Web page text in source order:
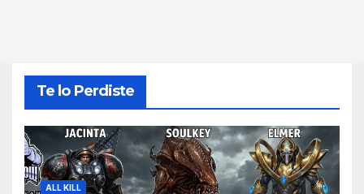
Te lo Perdiste
ALL KILL